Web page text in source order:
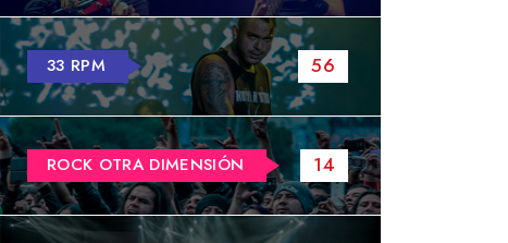
33 RPM 56
ROCK OTRA DIMENSIÓN 14